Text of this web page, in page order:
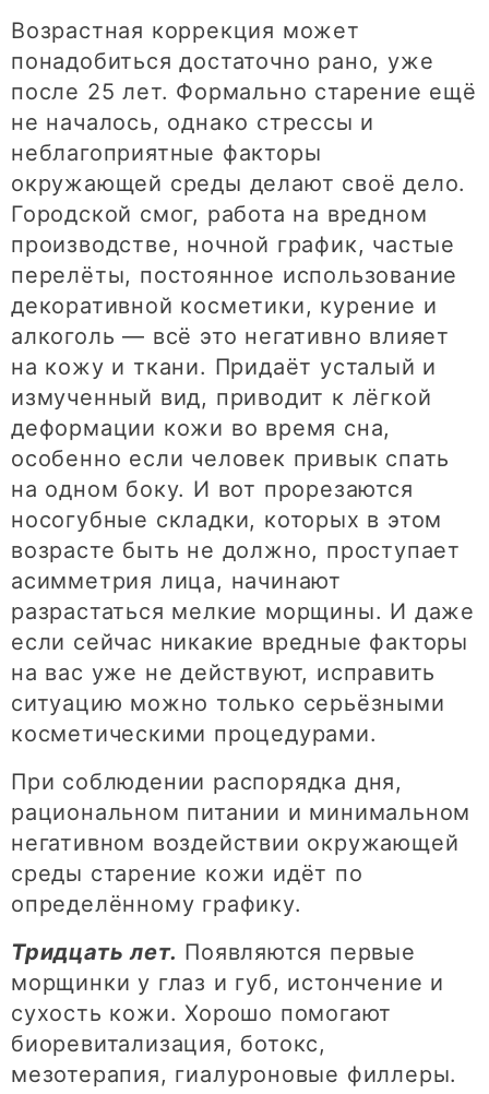
Возрастная коррекция может
понадобиться достаточно рано, уже
после 25 лет. Формально старение ещё
не началось, однако стрессы и
неблагоприятные факторы
окружающей среды делают своё дело.
Городской смог, работа на вредном
производстве, ночной график, частые
перелёты, постоянное использование
декоративной косметики, курение и
алкоголь — всё это негативно влияет
на кожу и ткани. Придаёт усталый и
измученный вид, приводит к лёгкой
деформации кожи во время сна,
особенно если человек привык спать
на одном боку. И вот прорезаются
носогубные складки, которых в этом
возрасте быть не должно, проступает
асимметрия лица, начинают
разрастаться мелкие морщины. И даже
если сейчас никакие вредные факторы
на вас уже не действуют, исправить
ситуацию можно только серьёзными
косметическими процедурами.
При соблюдении распорядка дня,
рациональном питании и минимальном
негативном воздействии окружающей
среды старение кожи идёт по
определённому графику.
Тридцать лет. Появляются первые
морщинки у глаз и губ, истончение и
сухость кожи. Хорошо помогают
биоревитализация, ботокс,
мезотерапия, гиалуроновые филлеры.